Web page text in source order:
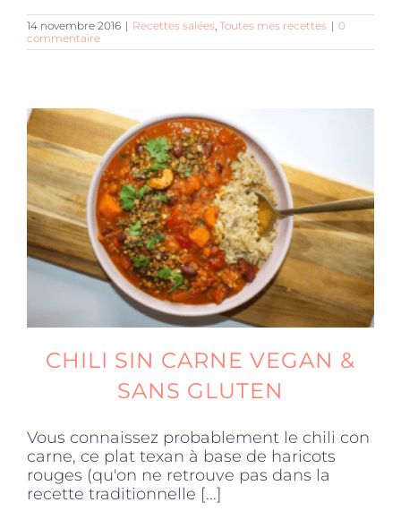
14 novembre 2016 | Recettes salées, Toutes mes recettes | 0
commentaire
CHILI SIN CARNE VEGAN &
SANS GLUTEN
Vous connaissez probablement le chili con
carne, ce plat texan à base de haricots
rouges (qu'on ne retrouve pas dans la
recette traditionnelle [...]